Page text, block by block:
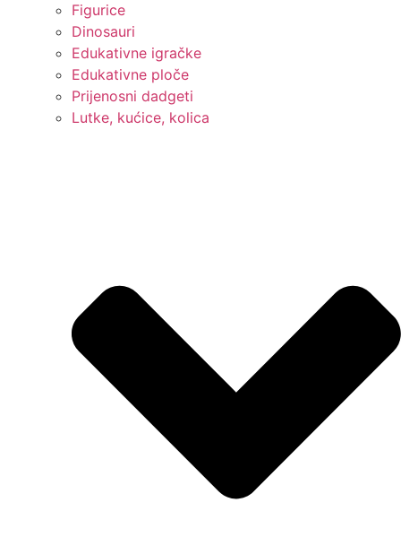
Figurice
Dinosauri
Edukativne igračke
Edukativne ploče
Prijenosni dadgeti
Lutke, kućice, kolica